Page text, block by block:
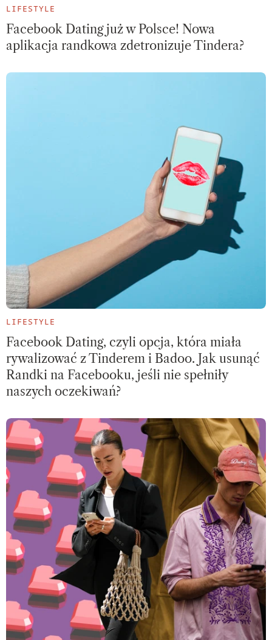
LIFESTYLE
Facebook Dating już w Polsce! Nowa
aplikacja randkowa zdetronizuje Tindera?
LIFESTYLE
Facebook Dating, czyli opcja, która miała
rywalizować z Tinderem i Badoo. Jak usunąć
Randki na Facebooku, jeśli nie spełniły
naszych oczekiwań?